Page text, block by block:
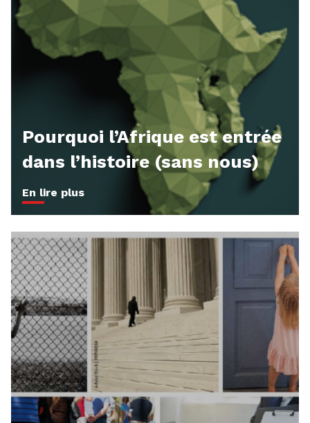
Pourquoi l’Afrique est entrée
dans l’histoire (sans nous)
En lire plus